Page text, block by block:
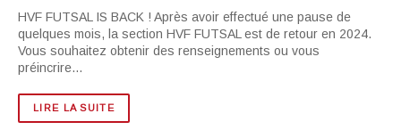
HVF FUTSAL IS BACK ! Après avoir effectué une pause de
quelques mois, la section HVF FUTSAL est de retour en 2024.
Vous souhaitez obtenir des renseignements ou vous
préincrire…
LIRE LA SUITE